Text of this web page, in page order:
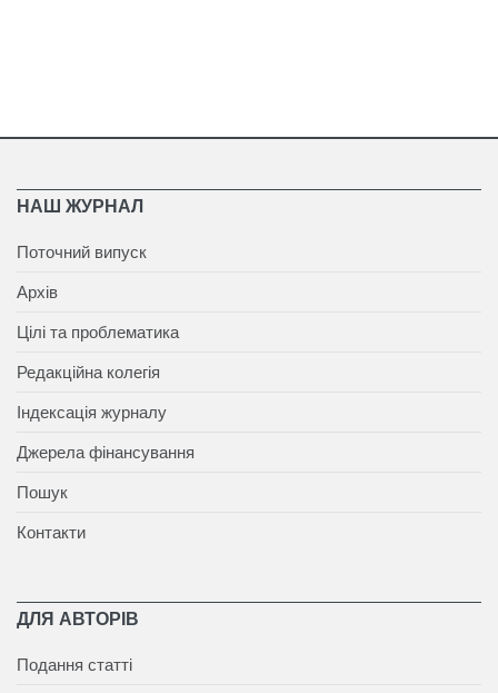
НАШ ЖУРНАЛ
Поточний випуск
Архів
Цілі та проблематика
Редакційна колегія
Індексація журналу
Джерела фінансування
Пошук
Контакти
ДЛЯ АВТОРІВ
Подання статті